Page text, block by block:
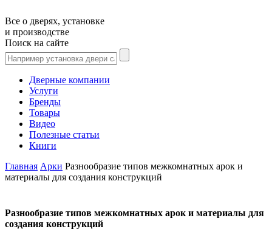
Все о дверях, установке
и производстве
Поиск на сайте
Дверные компании
Услуги
Бренды
Товары
Видео
Полезные статьи
Книги
Главная Арки Разнообразие типов межкомнатных арок и
материалы для создания конструкций
Разнообразие типов межкомнатных арок и материалы для
создания конструкций